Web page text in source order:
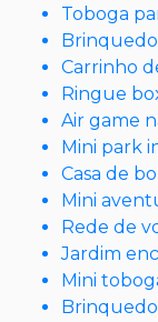
Toboga
Carrinho
Ringue
Air game
Mini park
Casa de
Mini
Rede de
Jardim
Mini